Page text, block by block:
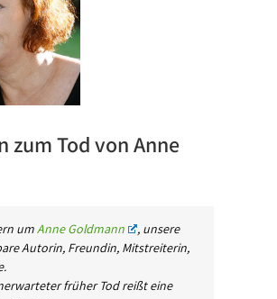
zum Tod von Anne
umAnne Goldmann
, unsere
Autorin, Freundin, Mitstreiterin,
früher Tod reißt eine